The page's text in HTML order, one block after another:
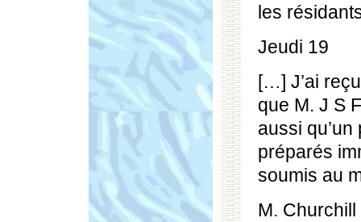
les
Jeudi 19
[…] J’ai
que M. J S
aussi
préparés
soumis au
M.